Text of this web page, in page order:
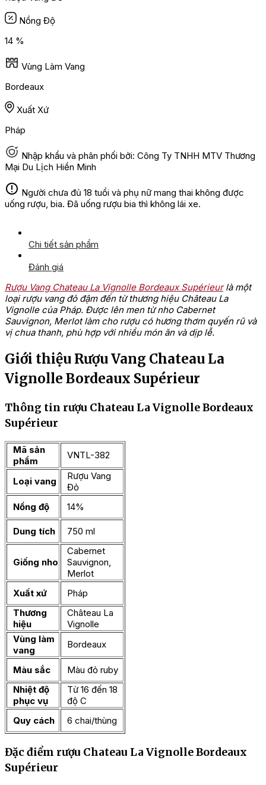
Nồng Độ
14 %
Vùng Làm Vang
Bordeaux
Xuất Xứ
Pháp
Nhập khẩu và phân phối bởi: Công Ty TNHH MTV Thương
Mại Du Lịch Hiền Minh
Người chưa đủ 18 tuổi và phụ nữ mang thai không được
uống rượu, bia. Đã uống rượu bia thì không lái xe.
Chi tiết sản phẩm
Đánh giá
Rượu Vang Chateau La Vignolle Bordeaux Supérieurlà một
loại rượu vang đỏ đậm đến từ thương hiệu Château La
Vignolle của Pháp. Được lên men từ nho Cabernet
Sauvignon, Merlot làm cho rượu có hương thơm quyến rũ và
vị chua thanh, phù hợp với nhiều món ăn và dịp lễ.
Giới thiệu Rượu Vang Chateau La
Vignolle Bordeaux Supérieur
Thông tin rượu Chateau La Vignolle Bordeaux
Supérieur
Mã sản
phẩm
VNTL-382
Loại vang
Rượu Vang
Đỏ
Nồng độ
14%
Dung tích 750 ml
Giống nho
Cabernet
Sauvignon,
Merlot
Xuất xứ
Pháp
Thương
hiệu
Château La
Vignolle
Vùng làm
vang
Bordeaux
Màu sắc
Màu đỏ ruby
Nhiệt độ
phục vụ
Từ 16 đến 18
độ C
Quy cách
6 chai/thùng
Đặc điểm rượu Chateau La Vignolle Bordeaux
Supérieur